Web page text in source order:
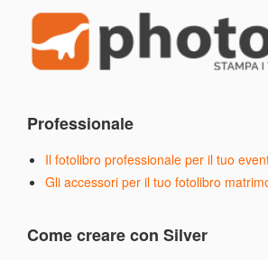
Professionale
Il fotolibro professionale per il tuo
Gli accessori per il tuo fotolibro
Come creare con Silver